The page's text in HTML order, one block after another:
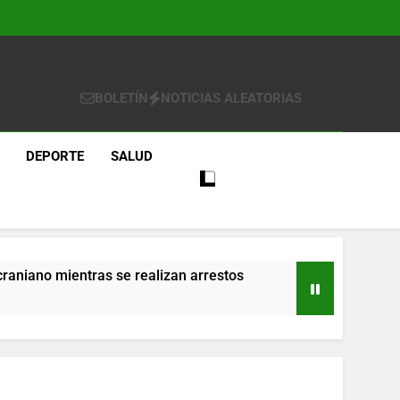
BOLETÍN NOTICIAS ALEATORIAS
DEPORTE SALUD
mientras se realizan arrestos